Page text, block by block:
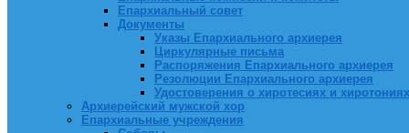
Епархиальный совет
Документы
Указы Епархиального архиерея
Циркулярные письма
Распоряжения Епархиального архиерея
Резолюции Епархиального архиерея
Удостоверения о хиротесиях и хиротониях
Архиерейский мужской хор
Епархиальные учреждения